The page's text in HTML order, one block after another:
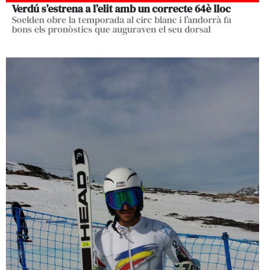
Verdú s’estrena a l’elit amb un correcte 64è lloc
Soelden obre la temporada al circ blanc i l’andorrà fa
bons els pronòstics que auguraven el seu dorsal